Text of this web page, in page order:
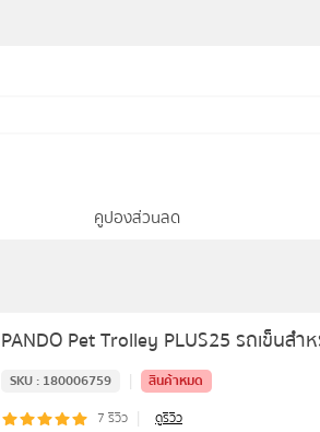
คูปองส่วนลด
PANDO Pet Trolley PLUS25 รถเข็นสำ
SKU : 180006759 |
สินค้าหมด
7 รีวิว |
ดูรีวิว